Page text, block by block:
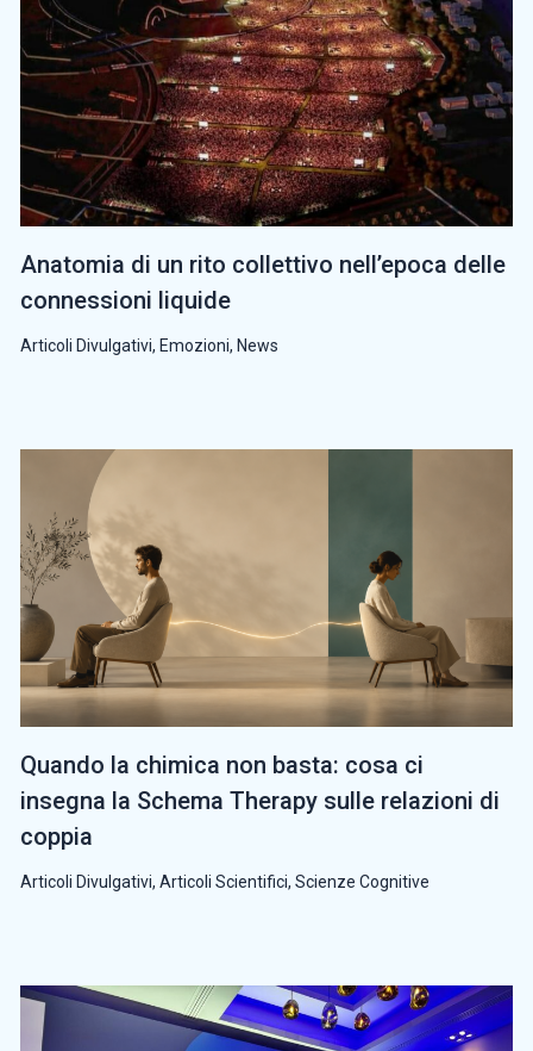
Anatomia di un rito collettivo nell’epoca delle
connessioni liquide
Articoli Divulgativi, Emozioni, News
Quando la chimica non basta: cosa ci
insegna la Schema Therapy sulle relazioni di
coppia
Articoli Divulgativi, Articoli Scientifici, Scienze Cognitive